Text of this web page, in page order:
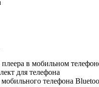
в мобильном
для телефона
телефона